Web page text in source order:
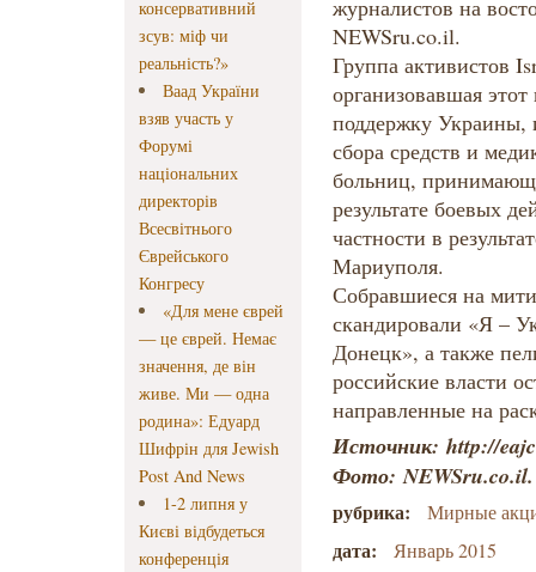
консервативний
зсув: міф чи
реальність?»
Ваад України
взяв участь у
Форумі
національних
директорів
Всесвітнього
Єврейського
Конгресу
«Для мене єврей
— це єврей. Немає
значення, де він
живе. Ми — одна
родина»: Едуард
Шифрін для Jewish
Post And News
1-2 липня у
Києві відбудеться
конференція
журналистов на
NEWSru.co.il.
Группа активистов
организовавшая
поддержку Украины,
сбора средств и
больниц,
результате боевых
частности в
Мариуполя.
Собравшиеся на
скандировали «Я –
Донецк», а также
российские власти
направленные на
Источник: http://
Фото:NEWSru.co.il.
рубрика: Мирные
дата: Январь 2015